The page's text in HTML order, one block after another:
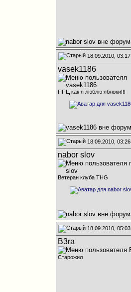
18.09.2010, 03:17
vasek1186
ППЦ как я люблю яблоки!!!
18.09.2010, 03:26
nabor slov
Ветеран клуба THG
18.09.2010, 05:03
B3ra
Старожил